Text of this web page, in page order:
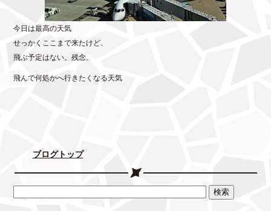
今日は最高の天気
せっかくここまで来たけど、
飛ぶ予定はない。残念。
飛んで何処かへ行きたくなる天気
ブログトップ